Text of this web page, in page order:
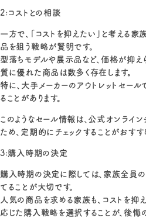
2:コストとの相談
一方で、「コストを抑えたい」と考える家
品を狙う戦略が賢明です。
型落ちモデルや展示品など、価格が抑え
質に優れた商品は数多く存在します。
特に、大手メーカーのアウトレットセー
ることがあります。
このようなセール情報は、公式オンライ
ため、定期的にチェックすることがおすす
3:購入時期の決定
購入時期の決定に際しては、家族全員
てることが大切です。
人気の商品を求める家族も、コストを抑
応じた購入戦略を選択することが、後悔